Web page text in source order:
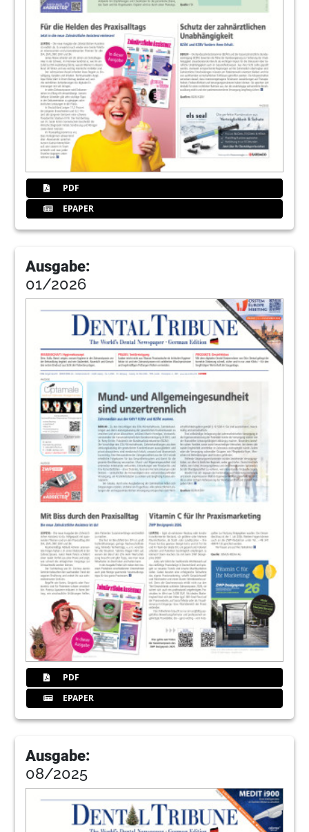
Präsident Deutsche Gesellschaft für
Parodontologie e. V.
DS Degradable Solutions AG
Die Wundheilung nach plastischer
Parodontalchirurgie
Dr. med. dent. Felix Hänssler, Göppingen
Konservative Parodontitisbehandlung plus
33%igem Chlorhexidin
Annegret Heise, Berlin
23
24Graf Lambsdorff & Compagnie
today: DGZI-Jahreskongress in Berlin -
Jubiläum und fachliches Update
Redaktion
Opinion: Zusammenhalt des
Berufsstandes im Internet stärken
Jan-Philipp Schmidt
Erfolgsfaktor MENSCH –
Personalmanagement in Praxen und
Kliniken
Dr. Michael Sachs, Oberursel
Continuing Education: Augmentation des
subkutanen Gewebes mittels stumpfer
Kanülen
Redaktion
Service: Immer mehr Ärger mit der
Zahnzusatzversicherung?
Dr. Thomas Ratajczak, Justiziar des BDIZ EDI.
32TEOXANE GmbH
33 Implant today: „Misserfolge erkennen und
beherrschen“ – 24. Kongress der DGI
36News: Implant expo –
Informationsplattform mit neuem Konzept
Stefan C. Werner, Geschäftsführer youvivo GmbH
PDF
EPAPER
Ausgabe:
01/2026
PDF
EPAPER
Ausgabe:
08/2025